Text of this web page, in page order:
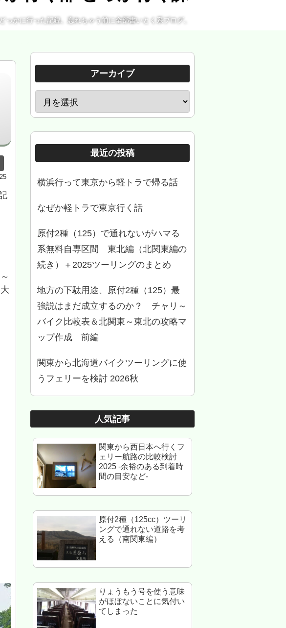
かに行った記録。忘れちゃう前に全部書いとく系ブログ。
アーカイブ
最近の投稿
横浜行って東京から軽トラで帰る話
なぜか軽トラで東京行く話
原付2種（125）で通れないがハマる
系無料自専区間 東北編（北関東編の
続き）＋2025ツーリングのまとめ
地方の下駄用途、原付2種（125）最
強説はまだ成立するのか？ チャリ～
バイク比較表＆北関東～東北の攻略マ
ップ作成 前編
関東から北海道バイクツーリングに使
うフェリーを検討 2026秋
人気記事
関東から西日本へ行くフ
ェリー航路の比較検討
2025 -余裕のある到着時
間の目安など-
原付2種（125cc）ツーリ
ングで通れない道路を考
える（南関東編）
りょうもう号を使う意味
がほぼないことに気付い
てしまった